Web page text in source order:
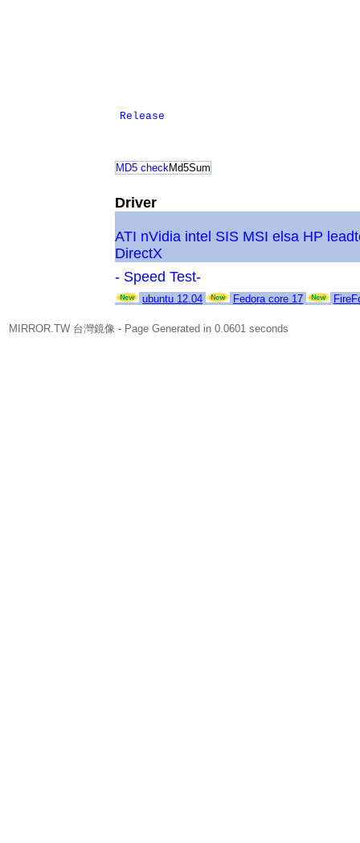
Release
MD5 checkMd5Sum
Driver
ATI nVidia intel SIS MSI elsa HP
DirectX
- Speed Test-
ubuntu 12.04 Fedora core 17
MIRROR.TW 台灣鏡像 - Page Generated in 0.0601 seconds